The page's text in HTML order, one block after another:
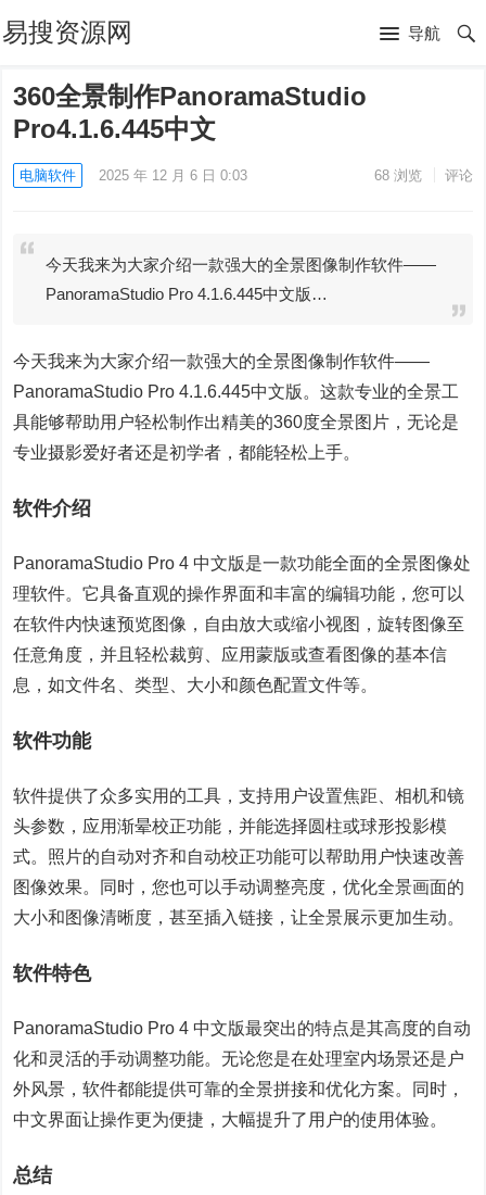
易搜资源网 导航
360全景制作PanoramaStudio
Pro4.1.6.445中文
电脑软件 2025 年 12 月 6 日 0:03 68浏览 评论
今天我来为大家介绍一款强大的全景图像制作软件——
PanoramaStudio Pro 4.1.6.445中文版…
今天我来为大家介绍一款强大的全景图像制作软件——
PanoramaStudio Pro 4.1.6.445中文版。这款专业的全景工
具能够帮助用户轻松制作出精美的360度全景图片，无论是
专业摄影爱好者还是初学者，都能轻松上手。
软件介绍
PanoramaStudio Pro 4 中文版是一款功能全面的全景图像处
理软件。它具备直观的操作界面和丰富的编辑功能，您可以
在软件内快速预览图像，自由放大或缩小视图，旋转图像至
任意角度，并且轻松裁剪、应用蒙版或查看图像的基本信
息，如文件名、类型、大小和颜色配置文件等。
软件功能
软件提供了众多实用的工具，支持用户设置焦距、相机和镜
头参数，应用渐晕校正功能，并能选择圆柱或球形投影模
式。照片的自动对齐和自动校正功能可以帮助用户快速改善
图像效果。同时，您也可以手动调整亮度，优化全景画面的
大小和图像清晰度，甚至插入链接，让全景展示更加生动。
软件特色
PanoramaStudio Pro 4 中文版最突出的特点是其高度的自动
化和灵活的手动调整功能。无论您是在处理室内场景还是户
外风景，软件都能提供可靠的全景拼接和优化方案。同时，
中文界面让操作更为便捷，大幅提升了用户的使用体验。
总结